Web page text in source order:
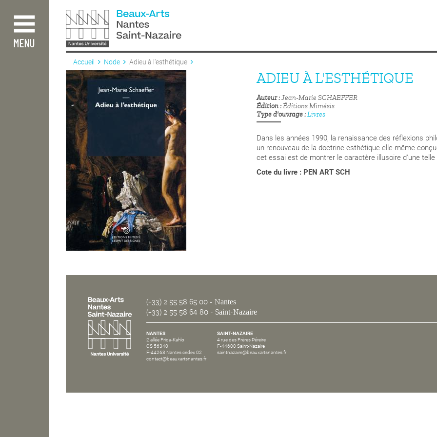
contenu
principal
MENU
Accueil Node Adieu à l'esthétique
ADIEU À L'ESTHÉTIQUE
Auteur Jean-Marie SCHAEFFER
Édition Éditions Mimésis
Type d'ouvrage Livres
Dans les années 1990, la renaissance des réflexions
un renouveau de la doctrine esthétique elle-même
cet essai est de montrer le caractère illusoire d'une telle
Cote du livre : PEN ART SCH
(+33) 2 55 58 65 00 - Nantes
(+33) 2 55 58 64 80 - Saint-Nazaire
NANTES
2 allée Frida-Kahlo
CS 56340
F-44263 Nantes cedex 02
contact@beauxartsnantes.fr
SAINT-NAZAIRE
4 rue des Frères Péreire
F-44600 Saint-Nazaire
saintnazaire@beauxartsnantes.fr